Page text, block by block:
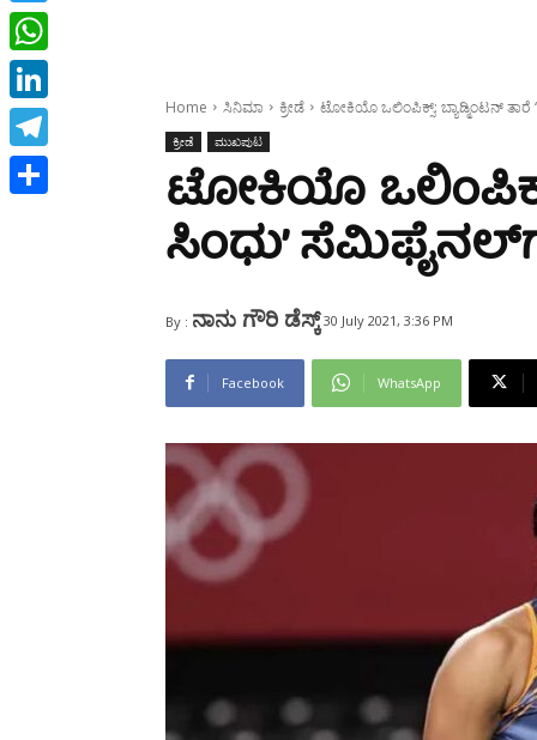
Home ಸಿನಿಮಾ ಕ್ರೀಡೆ ಟೋಕಿಯೊ ಒಲಿಂಪಿಕ್ಸ್‌‌: ಬ್ಯಾಡ್ಮಿಂಟನ್‌ ತಾರೆ
ಕ್ರೀಡೆ ಮುಖಪುಟ
ಟೋಕಿಯೊ
ಸಿಂಧು’
By : ನಾನು ಗೌರಿ ಡೆಸ್ಕ್ 30 July 2021, 3:36 PM
Facebook WhatsApp
Twitter
WhatsApp
LinkedIn
Telegram